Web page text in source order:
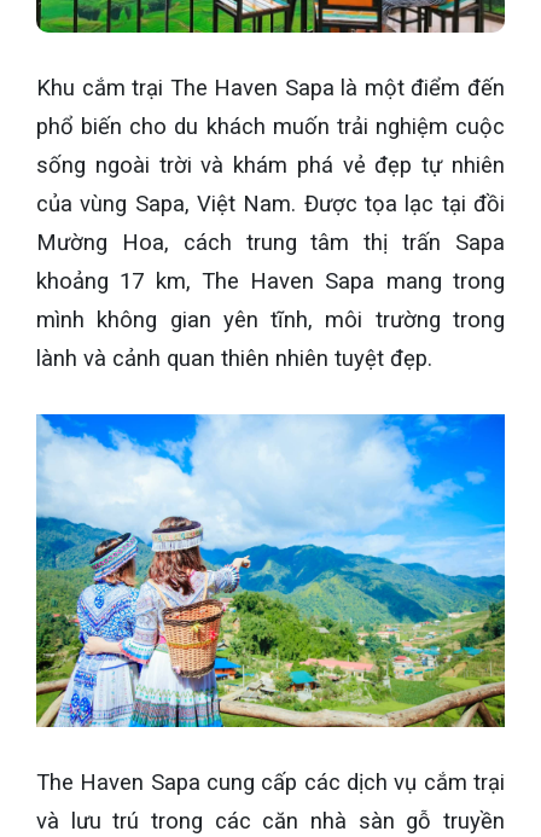
Khu cắm trại The Haven Sapa là một điểm đến
phổ biến cho du khách muốn trải nghiệm cuộc
sống ngoài trời và khám phá vẻ đẹp tự nhiên
của vùng Sapa, Việt Nam. Được tọa lạc tại đồi
Mường Hoa, cách trung tâm thị trấn Sapa
khoảng 17 km, The Haven Sapa mang trong
mình không gian yên tĩnh, môi trường trong
lành và cảnh quan thiên nhiên tuyệt đẹp.
The Haven Sapa cung cấp các dịch vụ cắm trại
và lưu trú trong các căn nhà sàn gỗ truyền